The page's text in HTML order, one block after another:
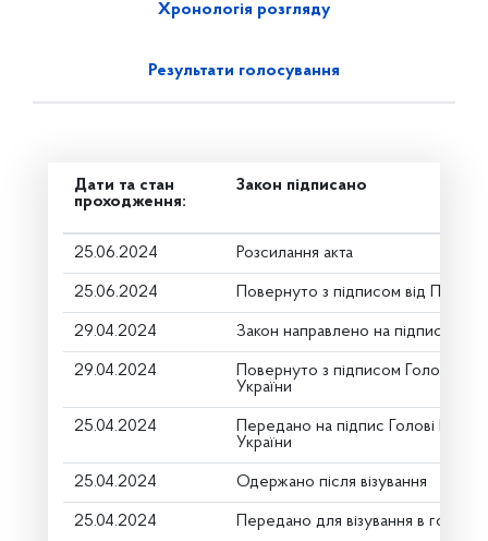
Хронологія розгляду
Результати голосування
Дати та стан
проходження:
Закон підписано
25.06.2024 Розсилання акта
25.06.2024 Повернуто з підписом від
29.04.2024 Закон направлено на підпис
29.04.2024
Повернуто з підписом Голови
України
25.04.2024
Передано на підпис Голові
України
25.04.2024 Одержано після візування
25.04.2024 Передано для візування в